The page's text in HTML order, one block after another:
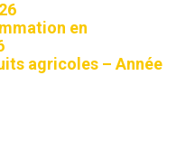
en
agricoles – Année